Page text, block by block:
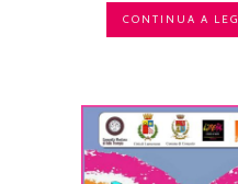
CONTINUA A